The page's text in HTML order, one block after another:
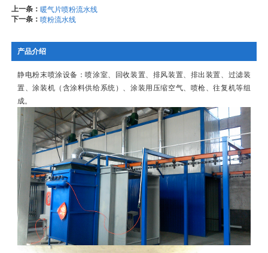
上一条：暖气片喷粉流水线
下一条：喷粉流水线
产品介绍
静电粉末喷涂设备：喷涂室、回收装置、排风装置、排出装置、过滤装
置、涂装机（含涂料供给系统）、涂装用压缩空气、喷枪、往复机等组
成。